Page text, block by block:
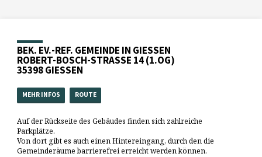
BEK. EV.-REF. GEMEINDE IN GIESSEN
ROBERT-BOSCH-STRASSE 14 (1.OG)
35398 GIESSEN
MEHR INFOS ROUTE
Auf der Rückseite des Gebäudes finden sich zahlreiche
Parkplätze.
Von dort gibt es auch einen Hintereingang, durch den die
Gemeinderäume barrierefrei erreicht werden können.